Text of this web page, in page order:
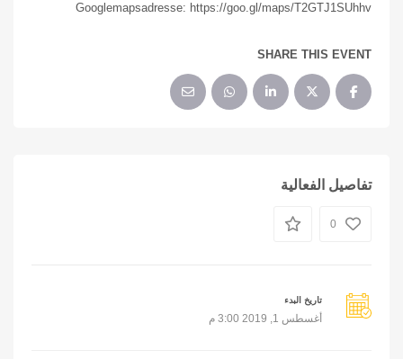
Googlemapsadresse: https://goo.gl/maps/T2GTJ1SUhhv
SHARE THIS EVENT
تفاصيل الفعالية
0
تاريخ البدء
أغسطس 1, 2019 3:00 م